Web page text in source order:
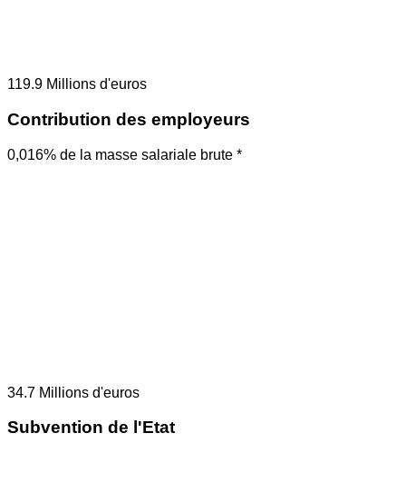
119.9 Millions d'euros
Contribution des employeurs
0,016% de la masse salariale brute *
34.7 Millions d'euros
Subvention de l'Etat